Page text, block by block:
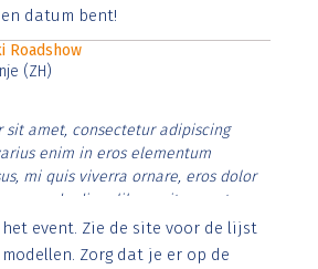
datum bent!
Roadshow
(ZH)
sit amet, consectetur adipiscing
enim in eros elementum
mi quis viverra ornare, eros dolor
diam libero vitae erat.
et justo cursus id rutrum lorem
sem vitae risus tristique posuere.
event. Zie de site voor de lijst
Zorg dat je er op de